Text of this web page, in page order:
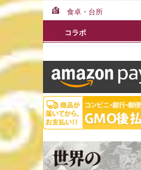
食卓・台所
コラボ